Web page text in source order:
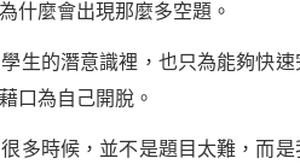
麼會出現那麼多空題。
的潛意識裡，也只為能夠快速
口為自己開脫。
時候，並不是題目太難，而是